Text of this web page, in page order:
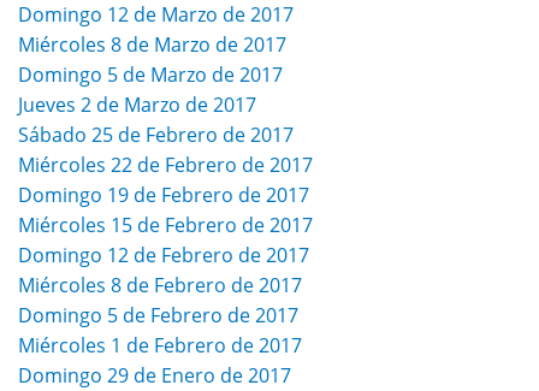
Domingo 12 de Marzo de 2017
Miércoles 8 de Marzo de 2017
Domingo 5 de Marzo de 2017
Jueves 2 de Marzo de 2017
Sábado 25 de Febrero de 2017
Miércoles 22 de Febrero de 2017
Domingo 19 de Febrero de 2017
Miércoles 15 de Febrero de 2017
Domingo 12 de Febrero de 2017
Miércoles 8 de Febrero de 2017
Domingo 5 de Febrero de 2017
Miércoles 1 de Febrero de 2017
Domingo 29 de Enero de 2017